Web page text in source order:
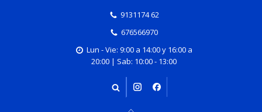
9131174 62
676566970
Lun - Vie: 9:00 a 14:00 y 16:00 a
20:00 | Sab: 10:00 - 13:00